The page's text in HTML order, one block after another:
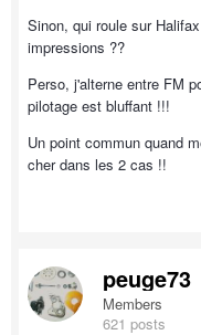
Sinon, qui roule sur
impressions ??
Perso, j'alterne entre FM
pilotage est bluffant !!!
Un point commun quand
cher dans les 2 cas !!
peuge73
Members
621 posts